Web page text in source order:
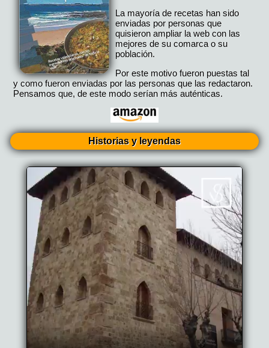
La mayoría de recetas han sido
enviadas por personas que
quisieron ampliar la web con las
mejores de su comarca o su
población.
Por este motivo fueron puestas tal
y como fueron enviadas por las personas que las redactaron.
Pensamos que, de este modo serían más auténticas.
Historias y leyendas